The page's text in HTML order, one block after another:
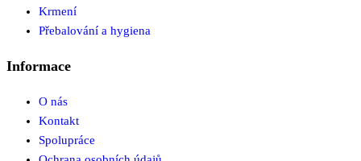
Krmení
Přebalování a hygiena
Informace
O nás
Kontakt
Spolupráce